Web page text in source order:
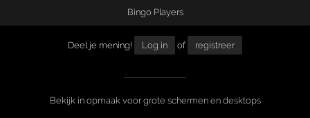
Bingo Players
Deel je mening! Log in of registreer
Bekijk in opmaak voor grote schermen en desktops